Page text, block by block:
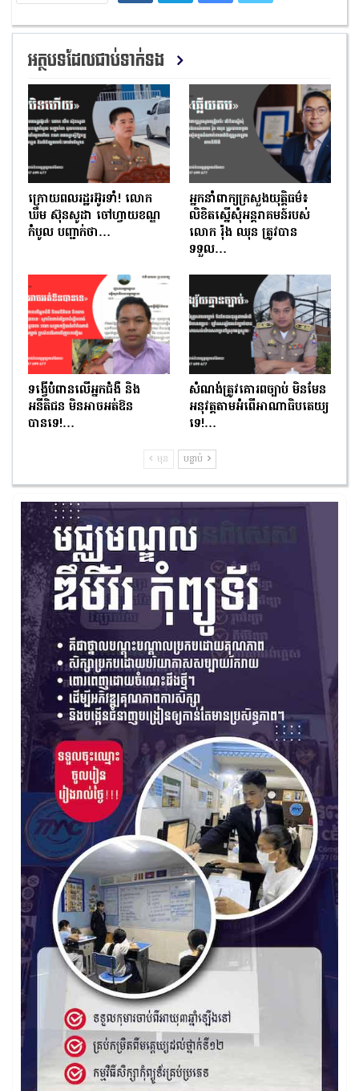
អត្ថបទដែលជាប់ទាក់ទង
ក្រោយពលរដ្ឋរអ៊ូរទាំ! លោក
ឃឹម ស៊ុនសូដា ចៅហ្វាយខណ្ឌ
កំបូល បញ្ជាក់ថា…
អ្នកនាំពាក្យក្រសួងយុត្តិធម៌៖
លិខិតស្នើសុំអន្តរាគមន៍របស់
លោក រ៉ុង ឈុន ត្រូវបាន
ទទួល…
ទង្វើបំពានលើអ្នកជំងឺ និង
អនីតិជន មិនអាចអត់ឱន
បានទេ!…
សំណង់ត្រូវគោរពច្បាប់ មិនមែន
អនុវត្តតាមអំពើអាណាធិបតេយ្យ
ទេ!…
មុន បន្ទាប់